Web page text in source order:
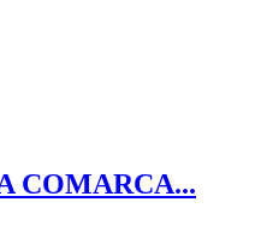
COMARCA...